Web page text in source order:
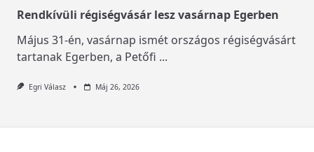
Rendkívüli régiségvásár lesz vasárnap Egerben
Május 31-én, vasárnap ismét országos régiségvásárt
tartanak Egerben, a Petőfi ...
Egri Válasz Máj 26, 2026